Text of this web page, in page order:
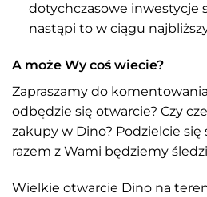
dotychczasowe inwestycje
nastąpi to w ciągu
A może Wy coś wiecie?
Zapraszamy do
odbędzie się otwarcie? Czy
zakupy w Dino? Podzielcie
razem z Wami będziemy
Wielkie otwarcie Dino na